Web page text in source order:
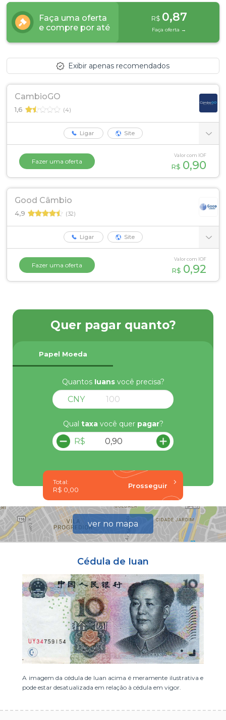
ou cadastre-se se ainda não tem registro:
Faça uma oferta
e compre por até
R$ 0,87
Faça oferta →
Exibir apenas recomendados
CambioGO
1,6 (4)
Ligar Site
Fazer uma oferta
Valor com IOF
R$ 0,90
Good Câmbio
4,9 (32)
Ligar Site
Fazer uma oferta
Valor com IOF
R$ 0,92
Quer pagar quanto?
Papel Moeda
Quantos Iuansvocê precisa?
CNY
Qual taxavocê quer pagar?
R$
Total:
R$ 0,00
ver no mapa
Cédula de Iuan
A imagem da cédula de Iuan acima é meramente ilustrativa e
pode estar desatualizada em relação à cédula em vigor.